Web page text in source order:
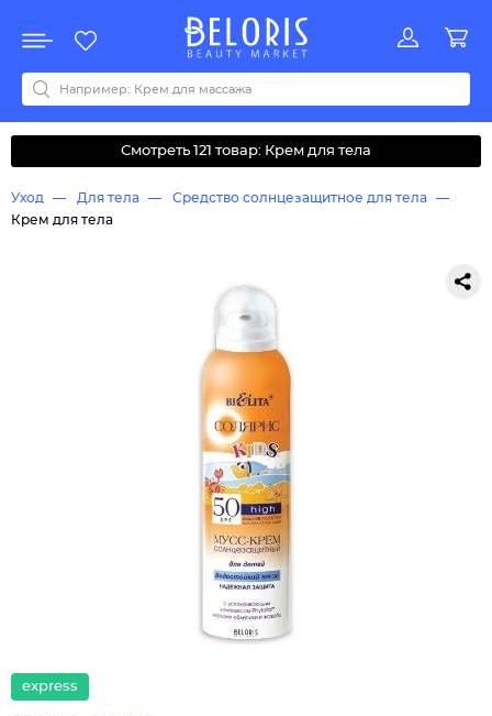
Акции
Все бренды
0-9ABCDEFGHIJKLMNOPQRSTUVWYZАБВДЗИМОКЛНПРСТУФ
Смотреть 121 товар: Крем для тела
Уход Для тела
Средство солнцезащитное для тела
Крем для тела
express